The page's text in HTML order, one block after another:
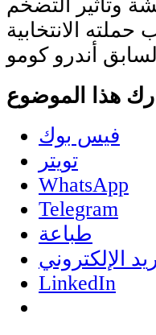
وتأثير التضخم
الانتخابية
فيس بوك
تويتر
WhatsApp
Telegram
طباعة
الإلكتروني
LinkedIn